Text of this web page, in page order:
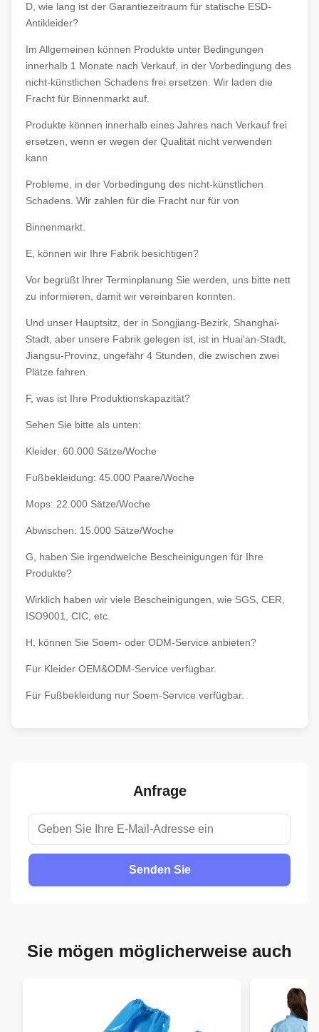
D, wie lang ist der Garantiezeitraum für statische ESD-
Antikleider?
Im Allgemeinen können Produkte unter Bedingungen
innerhalb 1 Monate nach Verkauf, in der Vorbedingung des
nicht-künstlichen Schadens frei ersetzen. Wir laden die
Fracht für Binnenmarkt auf.
Produkte können innerhalb eines Jahres nach Verkauf frei
ersetzen, wenn er wegen der Qualität nicht verwenden
kann
Probleme, in der Vorbedingung des nicht-künstlichen
Schadens. Wir zahlen für die Fracht nur für von
Binnenmarkt.
E, können wir Ihre Fabrik besichtigen?
Vor begrüßt Ihrer Terminplanung Sie werden, uns bitte nett
zu informieren, damit wir vereinbaren konnten.
Und unser Hauptsitz, der in Songjiang-Bezirk, Shanghai-
Stadt, aber unsere Fabrik gelegen ist, ist in Huai'an-Stadt,
Jiangsu-Provinz, ungefähr 4 Stunden, die zwischen zwei
Plätze fahren.
F, was ist Ihre Produktionskapazität?
Sehen Sie bitte als unten:
Kleider: 60.000 Sätze/Woche
Fußbekleidung: 45.000 Paare/Woche
Mops: 22.000 Sätze/Woche
Abwischen: 15.000 Sätze/Woche
G, haben Sie irgendwelche Bescheinigungen für Ihre
Produkte?
Wirklich haben wir viele Bescheinigungen, wie SGS, CER,
ISO9001, CIC, etc.
H, können Sie Soem- oder ODM-Service anbieten?
Für Kleider OEM&ODM-Service verfügbar.
Für Fußbekleidung nur Soem-Service verfügbar.
Anfrage
Senden Sie
Sie mögen möglicherweise auch